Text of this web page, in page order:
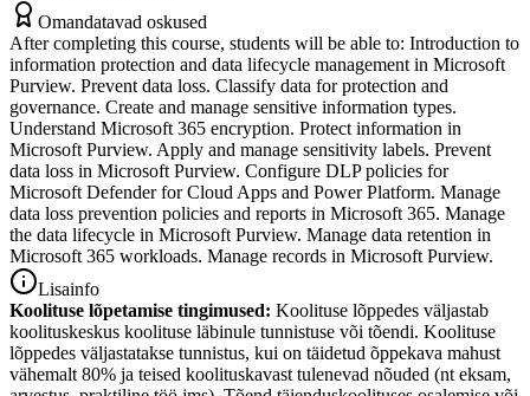
Omandatavad oskused
After completing this course, students will be able to: Introduction to
information protection and data lifecycle management in Microsoft
Purview. Prevent data loss. Classify data for protection and
governance. Create and manage sensitive information types.
Understand Microsoft 365 encryption. Protect information in
Microsoft Purview. Apply and manage sensitivity labels. Prevent
data loss in Microsoft Purview. Configure DLP policies for
Microsoft Defender for Cloud Apps and Power Platform. Manage
data loss prevention policies and reports in Microsoft 365. Manage
the data lifecycle in Microsoft Purview. Manage data retention in
Microsoft 365 workloads. Manage records in Microsoft Purview.
Lisainfo
Koolituse lõpetamise tingimused: Koolituse lõppedes väljastab
koolituskeskus koolituse läbinule tunnistuse või tõendi. Koolituse
lõppedes väljastatakse tunnistus, kui on täidetud õppekava mahust
vähemalt 80% ja teised koolituskavast tulenevad nõuded (nt eksam,